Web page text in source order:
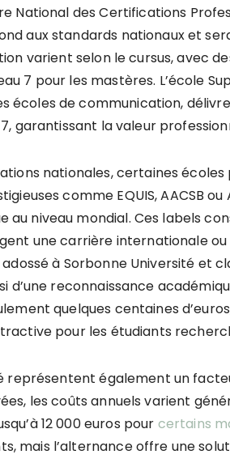
National des Certifications
aux standards nationaux et
varient selon le cursus, avec
7 pour les mastères. L’école
écoles de communication,
garantissant la valeur
nationales, certaines
comme EQUIS, AACSB ou
au niveau mondial. Ces labels
une carrière internationale
adossé à Sorbonne Université et
d’une reconnaissance
quelques centaines
pour les étudiants
représentent également un
les coûts annuels varient
12 000 euros pour certains
mais l’alternance offre une